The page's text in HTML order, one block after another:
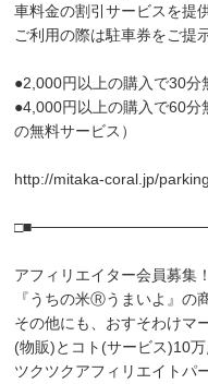
車料金の割引サービスを提
ご利用の際は駐車券をご提
●2,000円以上の購入で30分
●4,000円以上の購入で60
の無料サービス）
http://mitaka-coral.jp/
アフィリエイター会員募集
『うちの米Ⓡうまいよ』の
その他にも、おすそわけマ
(物販)とコト(サービス)10
ツクツクアフィリエイトパ